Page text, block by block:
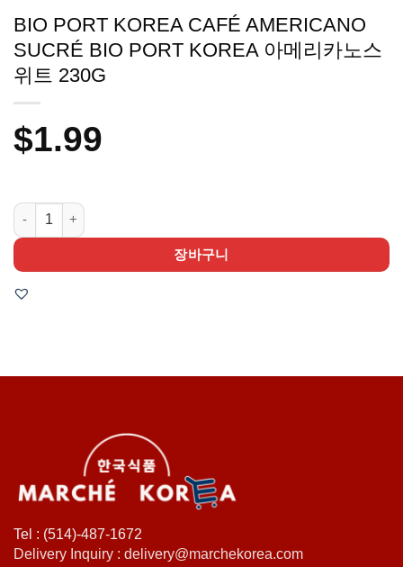
BIO PORT KOREA CAFÉ AMERICANO
SUCRÉ BIO PORT KOREA 아메리카노스
위트 230G
$1.99
BIO PORT KOREA Café americano sucré BIO PORT KOREA 아
장바구니
Tel : (514)-487-1672
Delivery Inquiry : delivery@marchekorea.com